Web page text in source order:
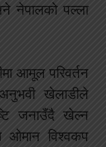
नेपालको पल्ला
आमूल परिवर्तन
खेलाडीले
जनाउँदै खेल्न
ओमान विश्वकप